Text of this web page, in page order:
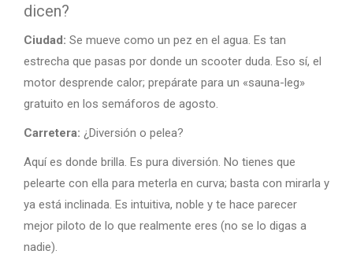
dicen?
Ciudad: Se mueve como un pez en el agua. Es tan
estrecha que pasas por donde un scooter duda. Eso sí, el
motor desprende calor; prepárate para un «sauna-leg»
gratuito en los semáforos de agosto.
Carretera: ¿Diversión o pelea?
Aquí es donde brilla. Es pura diversión. No tienes que
pelearte con ella para meterla en curva; basta con mirarla y
ya está inclinada. Es intuitiva, noble y te hace parecer
mejor piloto de lo que realmente eres (no se lo digas a
nadie).